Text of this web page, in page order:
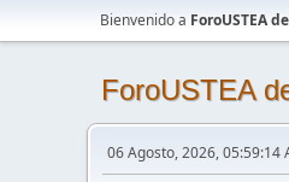
Bienvenido a ForoUSTEA
ForoUSTEA
06 Agosto, 2026, 05:59:14